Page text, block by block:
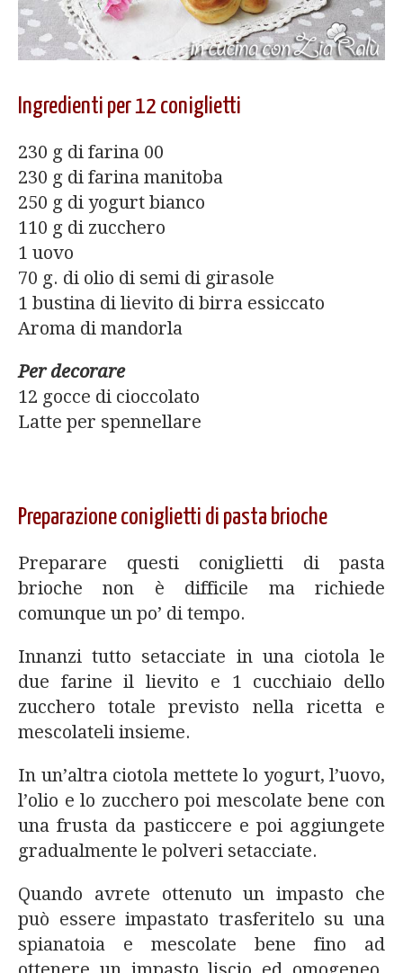
Ingredienti per 12 coniglietti
230 g di farina 00
230 g di farina manitoba
250 g di yogurt bianco
110 g di zucchero
1 uovo
70 g. di olio di semi di girasole
1 bustina di lievito di birra essiccato
Aroma di mandorla
Per decorare
12 gocce di cioccolato
Latte per spennellare
Preparazione coniglietti di pasta brioche
Preparare questi coniglietti di pasta
brioche non è difficile ma richiede
comunque un po’ di tempo.
Innanzi tutto setacciate in una ciotola le
due farine il lievito e 1 cucchiaio dello
zucchero totale previsto nella ricetta e
mescolateli insieme.
In un’altra ciotola mettete lo yogurt, l’uovo,
l’olio e lo zucchero poi mescolate bene con
una frusta da pasticcere e poi aggiungete
gradualmente le polveri setacciate.
Quando avrete ottenuto un impasto che
può essere impastato trasferitelo su una
spianatoia e mescolate bene fino ad